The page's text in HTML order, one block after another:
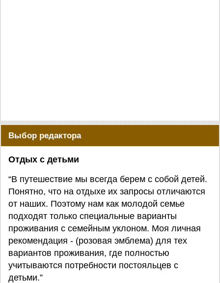
Выбор редактора
Отдых с детьми
“В путешествие мы всегда берем с собой детей.
Понятно, что на отдыхе их запросы отличаются
от наших. Поэтому нам как молодой семье
подходят только специальные варианты
проживания с семейным уклоном. Моя личная
рекомендация - (розовая эмблема) для тех
вариантов проживания, где полностью
учитываются потребности постояльцев с
детьми.”